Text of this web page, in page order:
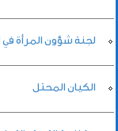
لجنة شؤون المرأة
الكيان المحتل